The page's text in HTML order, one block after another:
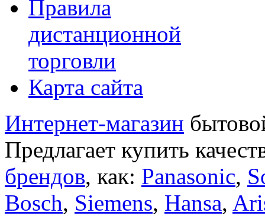
Правила
дистанционной
торговли
Карта сайта
Интернет-магазин
Предлагает купить
брендов, как: Panasonic,
Bosch, Siemens, Hansa,